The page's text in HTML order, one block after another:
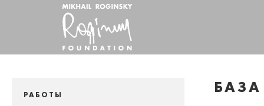
РАБОТЫ